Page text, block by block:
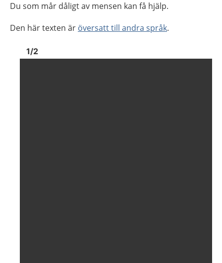
Du som mår dåligt av mensen kan få hjälp.
Den här texten är översatt till andra språk.
Bild 1
1/2